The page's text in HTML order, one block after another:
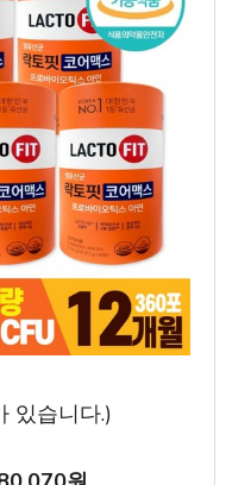
있습니다.)